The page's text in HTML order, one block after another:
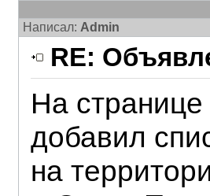
Написал: Admin
RE:
На странице
добавил
на